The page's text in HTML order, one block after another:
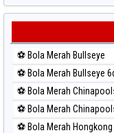
Paito Harian Sydney
Paito Harian Sydney
Paito Harian Sydney
Paito Harian Sydney
Paito Harian Taipei
Paito Harian Taiwan
⚽ Bola Merah Bullseye
⚽ Bola Merah Bullseye
⚽ Bola Merah
⚽ Bola Merah
⚽ Bola Merah Hongkong